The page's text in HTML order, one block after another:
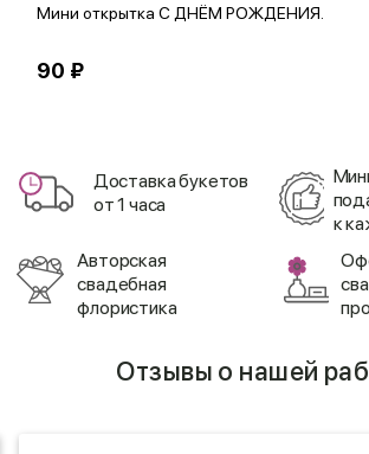
Мини открытка С ДНЁМ РОЖДЕНИЯ.
90 ₽
Доставка букетов
от 1 часа
к
Авторская
свадебная
флористика
Отзывы о нашей